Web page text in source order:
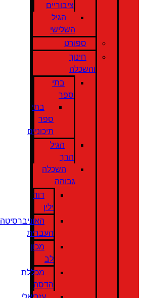
ציבוריים
הגיל
השלישי
ספורט
חינוך
והשכלה
בתי
ספר
בתי
ספר
תיכוניים
הגיל
הרך
השכלה
גבוהה
דוד
ילין
האוניברסיטה
העברית
מכון
לב
מכללת
הדסה